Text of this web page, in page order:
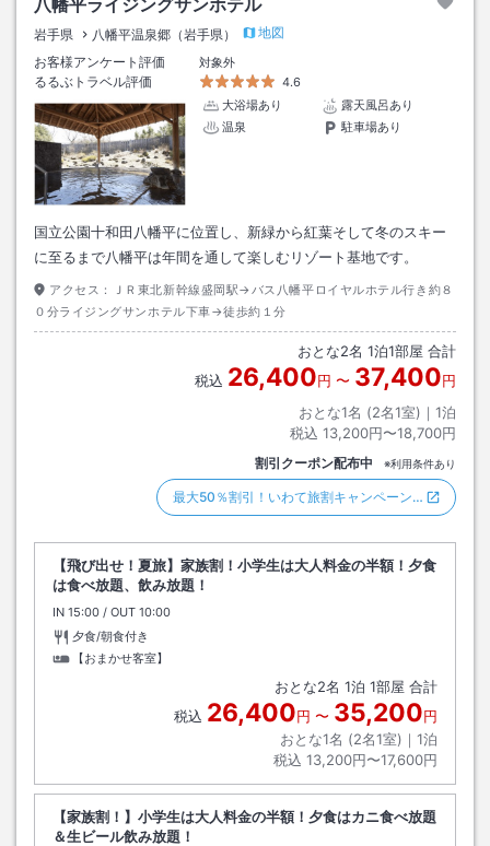
八幡平ライジングサンホテル
岩手県 八幡平温泉郷（岩手県）
地図
お客様アンケート評価
対象外
るるぶトラベル評価
4.6
大浴場あり
露天風呂あり
温泉
駐車場あり
国立公園十和田八幡平に位置し、新緑から紅葉そして冬のスキー
に至るまで八幡平は年間を通して楽しむリゾート基地です。
アクセス：
ＪＲ東北新幹線盛岡駅→バス八幡平ロイヤルホテル行き約８
０分ライジングサンホテル下車→徒歩約１分
おとな2名 1泊1部屋 合計
税込 26,400円 〜 37,400円
おとな1名 (2名1室)｜ 1泊
税込 13,200円〜18,700円
割引クーポン配布中 ※利用条件あり
最大50％割引！いわて旅割キャンペーン…
【飛び出せ！夏旅】家族割！小学生は大人料金の半額！夕食
は食べ放題、飲み放題！
IN チェックイン
15:00 / OUT チェックアウト
10:00
夕食/朝食付き
【おまかせ客室】
おとな2名 1泊 1部屋 合計
税込 26,400円 〜 35,200円
おとな1名 (2名1室)｜ 1泊
税込 13,200円〜17,600円
【家族割！】小学生は大人料金の半額！夕食はカニ食べ放題
＆生ビール飲み放題！